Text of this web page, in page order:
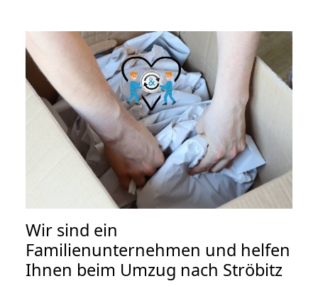
Wir sind ein
Familienunternehmen und helfen
Ihnen beim Umzug nach Ströbitz